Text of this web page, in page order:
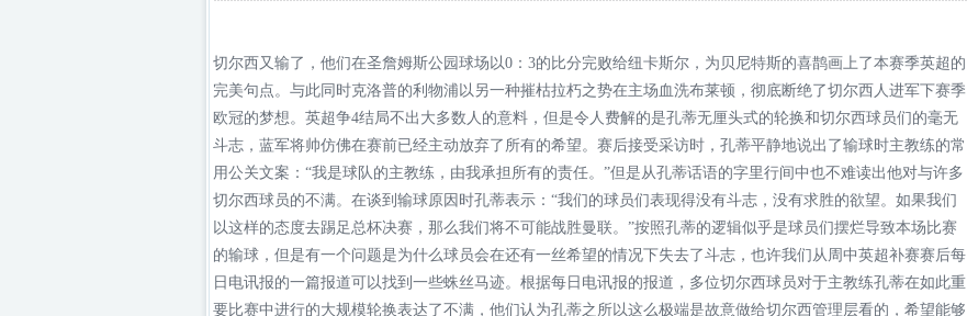
切尔西又输了，他们在圣詹姆斯公园球场以0：3的比分完败给纽卡斯尔，为贝尼特斯的喜鹊画上了本赛季英超的
完美句点。与此同时克洛普的利物浦以另一种摧枯拉朽之势在主场血洗布莱顿，彻底断绝了切尔西人进军下赛季
欧冠的梦想。英超争4结局不出大多数人的意料，但是令人费解的是孔蒂无厘头式的轮换和切尔西球员们的毫无
斗志，蓝军将帅仿佛在赛前已经主动放弃了所有的希望。赛后接受采访时，孔蒂平静地说出了输球时主教练的常
用公关文案：“我是球队的主教练，由我承担所有的责任。”但是从孔蒂话语的字里行间中也不难读出他对与许多
切尔西球员的不满。在谈到输球原因时孔蒂表示：“我们的球员们表现得没有斗志，没有求胜的欲望。如果我们
以这样的态度去踢足总杯决赛，那么我们将不可能战胜曼联。”按照孔蒂的逻辑似乎是球员们摆烂导致本场比赛
的输球，但是有一个问题是为什么球员会在还有一丝希望的情况下失去了斗志，也许我们从周中英超补赛赛后每
日电讯报的一篇报道可以找到一些蛛丝马迹。根据每日电讯报的报道，多位切尔西球员对于主教练孔蒂在如此重
要比赛中进行的大规模轮换表达了不满，他们认为孔蒂之所以这么极端是故意做给切尔西管理层看的，希望能够